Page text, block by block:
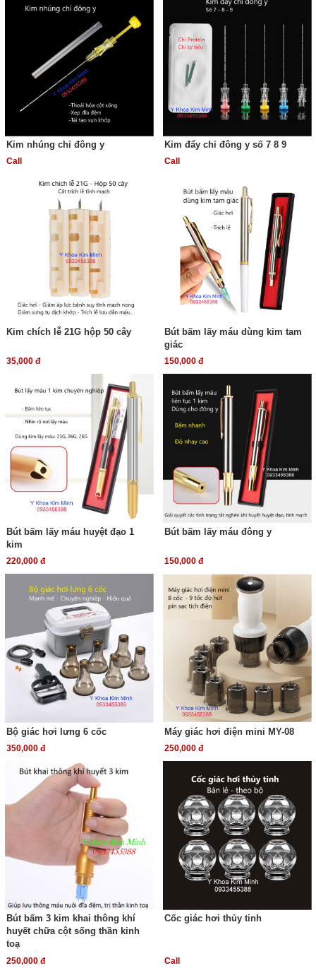
Kim nhúng chỉ đông y
Call
Kim đẩy chỉ đông y số 7 8 9
Call
Kim chích lễ 21G hộp 50 cây
35,000 đ
Bút bấm lấy máu dùng kim tam
giác
150,000 đ
Bút bấm lấy máu huyệt đạo 1
kim
220,000 đ
Bút bấm lấy máu đông y
150,000 đ
Bộ giác hơi lưng 6 cốc
350,000 đ
Máy giác hơi điện mini MY-08
250,000 đ
Bút bấm 3 kim khai thông khí
huyết chữa cột sống thần kinh
toạ
250,000 đ
Cốc giác hơi thủy tinh
Call